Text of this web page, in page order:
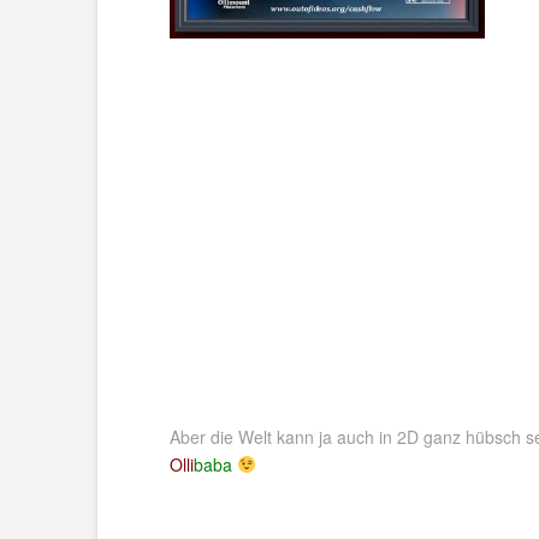
Aber die Welt kann ja auch in 2D ganz hübsch
Ollibaba